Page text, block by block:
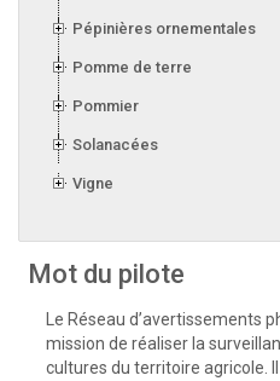
Pépinières ornementales
Pomme de terre
Pommier
Solanacées
Vigne
Mot du pilote
Le Réseau d’avertissements
mission de réaliser la
cultures du territoire agricole.